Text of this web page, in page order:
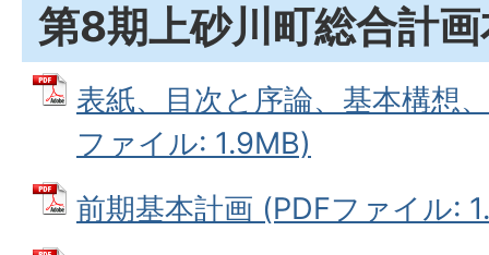
第8期上砂川町総合計
表紙、目次と序論、基本構想
ファイル: 1.9MB)
前期基本計画 (PDFファイル: